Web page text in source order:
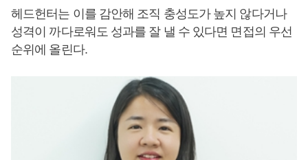
헤드헌터는 이를 감안해 조직 충성도가 높지 않다거나
성격이 까다로워도 성과를 잘 낼 수 있다면 면접의 우선
순위에 올린다.